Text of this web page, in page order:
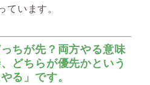
ています。
ちが先？両方やる意味
どちらが優先かという
る」です。